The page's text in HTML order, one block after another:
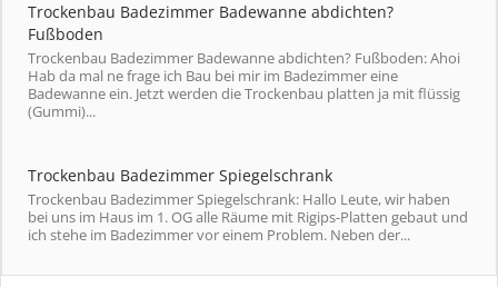
Trockenbau Badezimmer Badewanne abdichten?
Fußboden
Trockenbau Badezimmer Badewanne abdichten? Fußboden: Ahoi
Hab da mal ne frage ich Bau bei mir im Badezimmer eine
Badewanne ein. Jetzt werden die Trockenbau platten ja mit flüssig
(Gummi)...
Trockenbau Badezimmer Spiegelschrank
Trockenbau Badezimmer Spiegelschrank: Hallo Leute, wir haben
bei uns im Haus im 1. OG alle Räume mit Rigips-Platten gebaut und
ich stehe im Badezimmer vor einem Problem. Neben der...